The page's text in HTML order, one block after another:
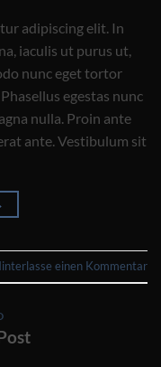
adipiscing elit. In
iaculis ut purus ut,
nunc eget tortor
egestas nunc
nulla. Proin ante
ante. Vestibulum sit
einen Kommentar